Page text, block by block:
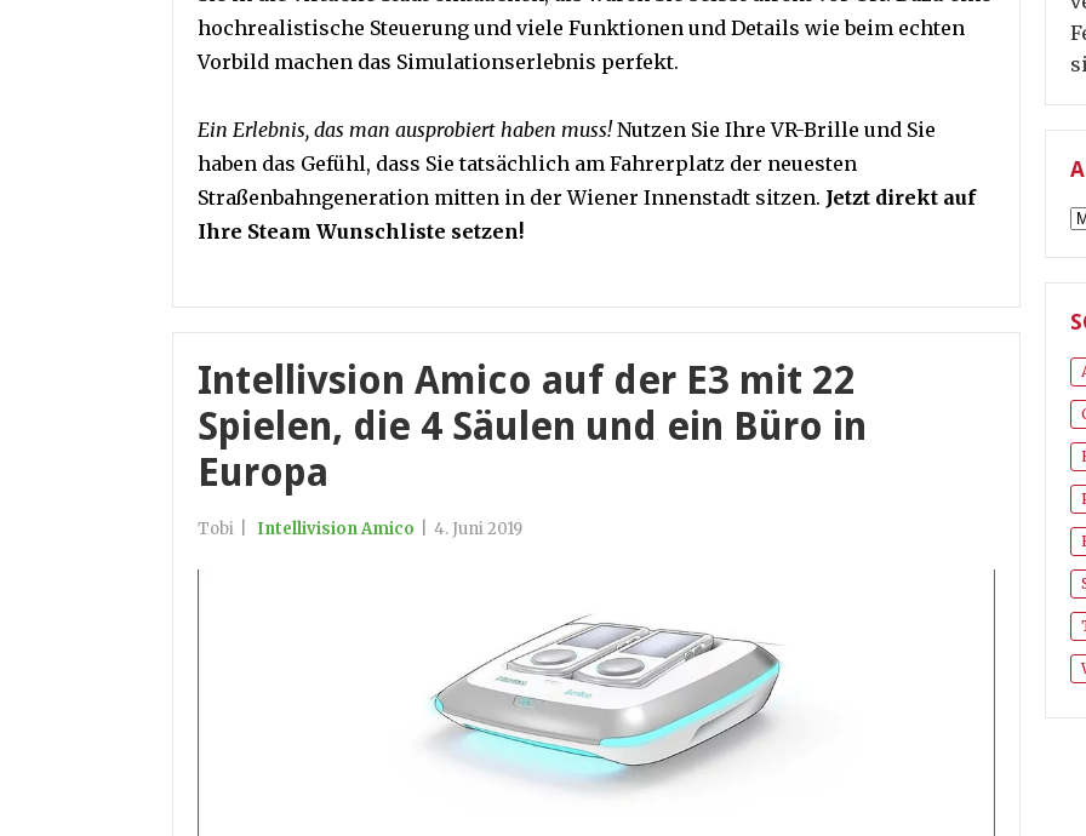
hochrealistische Steuerung und viele Funktionen und Details wie beim echten
Vorbild machen das Simulationserlebnis perfekt.
Ein Erlebnis, das man ausprobiert haben muss! Nutzen Sie Ihre VR-Brille und Sie
haben das Gefühl, dass Sie tatsächlich am Fahrerplatz der neuesten
Straßenbahngeneration mitten in der Wiener Innenstadt sitzen. Jetzt direkt auf
Ihre Steam Wunschliste setzen!
Intellivsion Amico auf der E3 mit 22
Spielen, die 4 Säulen und ein Büro in
Europa
Tobi Intellivision Amico 4. Juni 2019